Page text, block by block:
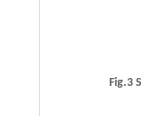
Fig.3